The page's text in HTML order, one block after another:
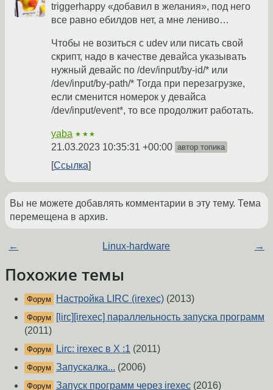
triggerhappy «добавил в желания», под него
все равно ебилдов нет, а мне лениво…
Чтобы не возиться с udev или писать свой
скрипт, надо в качестве девайса указывать
нужный девайс по /dev/input/by-id/* или
/dev/input/by-path/* Тогда при перезагрузке,
если сменится номерок у девайса
/dev/input/event*, то все продолжит работать.
yaba ★★★
21.03.2023 10:35:31 +00:00 автор топика
Ссылка
Вы не можете добавлять комментарии в эту тему. Тема
перемещена в архив.
← Linux-hardware →
Похожие темы
Форум Настройка LIRC (irexec) (2013)
Форум
[lirc][irexec] параллельность запуска программ
(2011)
Форум Lirc: irexec в X :1 (2011)
Форум Запускалка... (2006)
Форум Запуск программ через irexec (2016)